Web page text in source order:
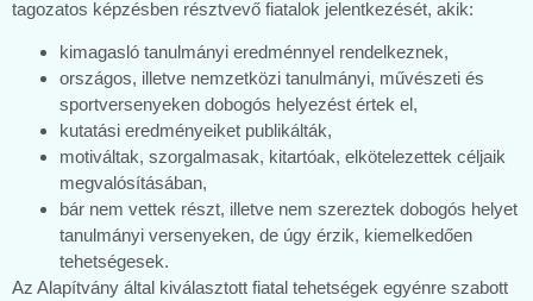
tagozatos képzésben résztvevő fiatalok jelentkezését, akik:
kimagasló tanulmányi eredménnyel rendelkeznek,
országos, illetve nemzetközi tanulmányi, művészeti és
sportversenyeken dobogós helyezést értek el,
kutatási eredményeiket publikálták,
motiváltak, szorgalmasak, kitartóak, elkötelezettek céljaik
megvalósításában,
bár nem vettek részt, illetve nem szereztek dobogós helyet
tanulmányi versenyeken, de úgy érzik, kiemelkedően
tehetségesek.
Az Alapítvány által kiválasztott fiatal tehetségek egyénre szabott